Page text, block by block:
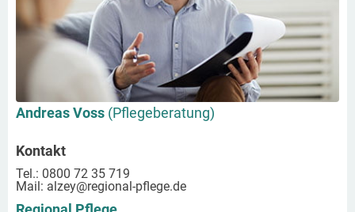
Andreas Voss (Pflegeberatung)
Kontakt
Tel.: 0800 72 35 719
Mail: alzey@regional-pflege.de